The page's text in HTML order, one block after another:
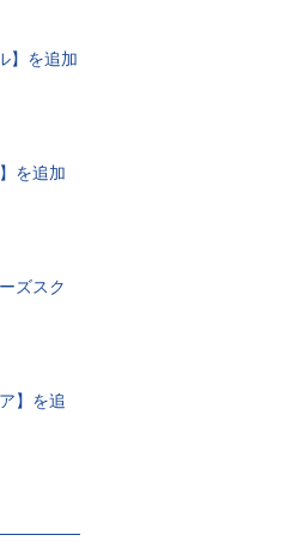
】を追加
を追加
ズスク
】を追